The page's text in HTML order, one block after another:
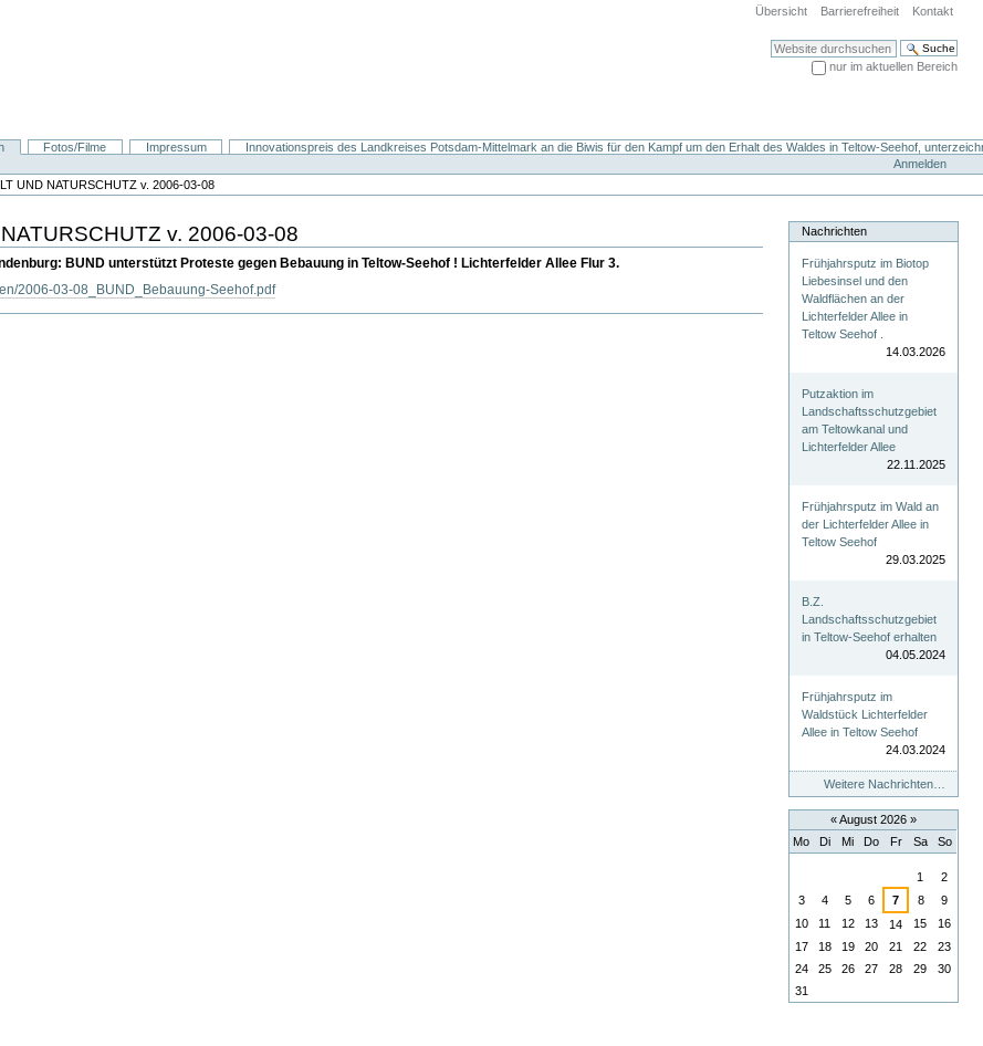
Übersicht Barrierefreiheit Kontakt
Website durchsuchen
nur im aktuellen Bereich
Fotos/Filme Impressum
Innovationspreis des Landkreises Potsdam-Mittelmark an die Biwis für den Kampf um den Erhalt des Waldes in Teltow-Seehof,
Anmelden
UND NATURSCHUTZ v. 2006-03-08
v. 2006-03-08
BUND unterstützt Proteste gegen Bebauung in Teltow-Seehof ! Lichterfelder Allee Flur 3.
2006-03-08_BUND_Bebauung-Seehof.pdf
Nachrichten
Frühjahrsputz im Biotop
Liebesinsel und den
Waldflächen an der
Lichterfelder Allee in
Teltow Seehof .
14.03.2026
Putzaktion im
Landschaftsschutzgebiet
am Teltowkanal und
Lichterfelder Allee
22.11.2025
Frühjahrsputz im Wald an
der Lichterfelder Allee in
Teltow Seehof
29.03.2025
B.Z.
Landschaftsschutzgebiet
in Teltow-Seehof erhalten
04.05.2024
Frühjahrsputz im
Waldstück Lichterfelder
Allee in Teltow Seehof
24.03.2024
Weitere Nachrichten…
«August 2026 »
Mo Di Mi Do Fr Sa So
1
2
3
4 5 6 7 8
9
10
11 12 13 14 15
16
17
18 19 20 21 22
23
24
25 26 27 28 29
30
31